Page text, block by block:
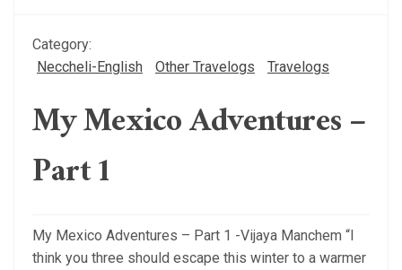
Category:
Neccheli-English
Other Travelogs Travelogs
My Mexico Adventures –
Part 1
My Mexico Adventures – Part 1 -Vijaya Manchem “I
think you three should escape this winter to a warmer